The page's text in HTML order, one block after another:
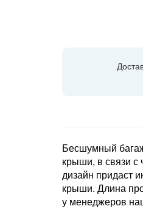
Бесшумный
крыши, в связи
дизайн придаст
крыши. Длина
у менеджеров